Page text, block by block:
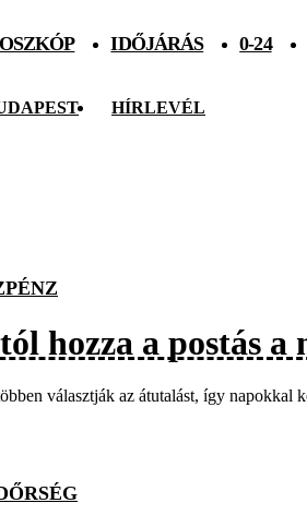
IDŐJÁRÁS 0-24
HÍRLEVÉL
hozza a postás
választják az átutalást, így napokkal